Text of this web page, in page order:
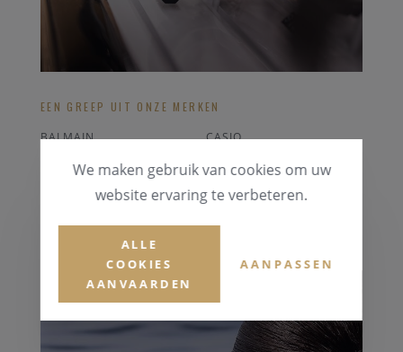
EEN GREEP UIT ONZE MERKEN
BALMAIN
CASIO
POLAR HARTSLAGMETER
ALLE OUTLET
We maken gebruik van cookies om uw
website ervaring te verbeteren.
ALLE
COOKIES
AANVAARDEN
AANPASSEN